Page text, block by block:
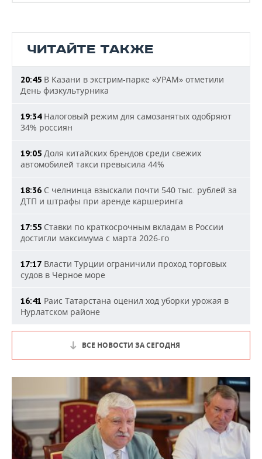
ЧИТАЙТЕ ТАКЖЕ
20:45 В Казани в экстрим-парке «УРАМ» отметили
День физкультурника
19:34Налоговый режим для самозанятых одобряют
34% россиян
19:05 Доля китайских брендов среди свежих
автомобилей такси превысила 44%
18:36 С челнинца взыскали почти 540 тыс. рублей за
ДТП и штрафы при аренде каршеринга
17:55 Ставки по краткосрочным вкладам в России
достигли максимума с марта 2026-го
17:17 Власти Турции ограничили проход торговых
судов в Черное море
16:41 Раис Татарстана оценил ход уборки урожая в
Нурлатском районе
ВСЕ НОВОСТИ ЗА СЕГОДНЯ